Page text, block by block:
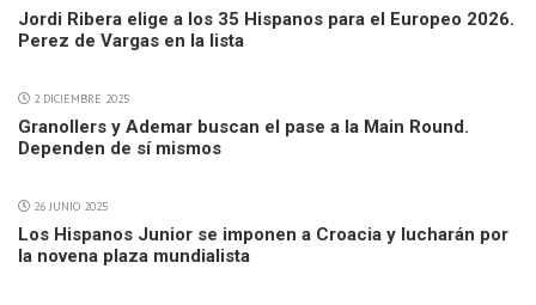
Jordi Ribera elige a los 35 Hispanos para el Europeo 2026.
Perez de Vargas en la lista
2 DICIEMBRE 2025
Granollers y Ademar buscan el pase a la Main Round.
Dependen de sí mismos
26 JUNIO 2025
Los Hispanos Junior se imponen a Croacia y lucharán por
la novena plaza mundialista